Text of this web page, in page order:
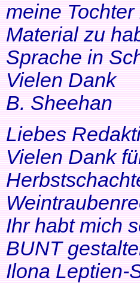
meine
Material zu
Sprache in
Vielen Dank
B. Sheehan
Liebes
Vielen Dank
Ihr habt mich
BUNT
Ilona Leptien-